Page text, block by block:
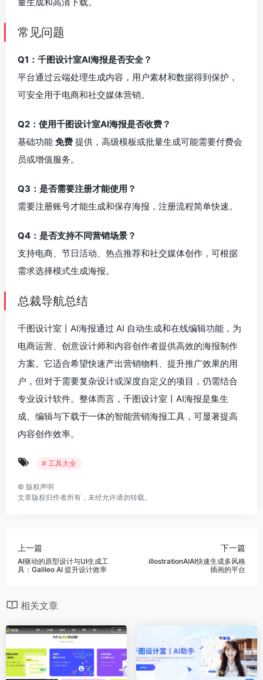
常见问题
Q1：千图设计室AI海报是否安全？
平台通过云端处理生成内容，用户素材和数据得到保护，
可安全用于电商和社交媒体营销。
Q2：使用千图设计室AI海报是否收费？
基础功能 免费 提供，高级模板或批量生成可能需要付费会
员或增值服务。
Q3：是否需要注册才能使用？
需要注册账号才能生成和保存海报，注册流程简单快速。
Q4：是否支持不同营销场景？
支持电商、节日活动、热点推荐和社交媒体创作，可根据
需求选择模式生成海报。
总裁导航总结
千图设计室丨AI海报通过 AI 自动生成和在线编辑功能，为
电商运营、创意设计师和内容创作者提供高效的海报制作
方案。它适合希望快速产出营销物料、提升推广效果的用
户，但对于需要复杂设计或深度自定义的项目，仍需结合
专业设计软件。整体而言，千图设计室丨AI海报是集生
成、编辑与下载于一体的智能营销海报工具，可显著提高
内容创作效率。
# 工具大全
© 版权声明
文章版权归作者所有，未经允许请勿转载。
上一篇
AI驱动的原型设计与UI生成工
具：Galileo AI 提升设计效率
下一篇
illostrationAIAI快速生成多风格
插画的平台
相关文章